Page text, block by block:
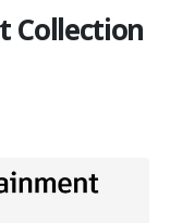
Collection